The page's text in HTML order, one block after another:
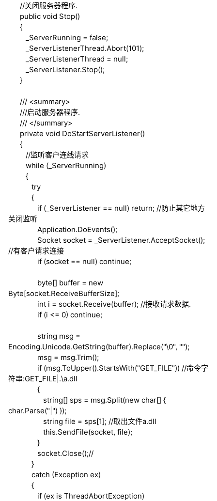
//关闭服务器程序.
public void Stop()
{
_ServerRunning = false;
_ServerListenerThread.Abort(101);
_ServerListenerThread = null;
_ServerListener.Stop();
}
/// <summary>
///启动服务器程序.
/// </summary>
private void DoStartServerListener()
{
//监听客户连线请求
while (_ServerRunning)
{
try
{
if (_ServerListener == null) return; //防止其它地方
关闭监听
Application.DoEvents();
Socket socket = _ServerListener.AcceptSocket();
//有客户请求连接
if (socket == null) continue;
byte[] buffer = new
Byte[socket.ReceiveBufferSize];
int i = socket.Receive(buffer); //接收请求数据.
if (i <= 0) continue;
string msg =
Encoding.Unicode.GetString(buffer).Replace("\0", "");
msg = msg.Trim();
if (msg.ToUpper().StartsWith("GET_FILE")) //命令字
符串:GET_FILE|.\a.dll
{
string[] sps = msg.Split(new char[] {
char.Parse("|") });
string file = sps[1]; //取出文件a.dll
this.SendFile(socket, file);
}
socket.Close();//
}
catch (Exception ex)
{
if (ex is ThreadAbortException)